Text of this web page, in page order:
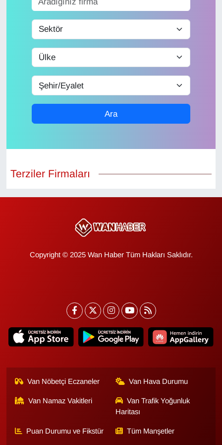
Ara
Terziler Firmaları
Copyright © 2025 Wan Haber Tüm Hakları Saklıdır.
Van Nöbetçi Eczaneler Van Hava Durumu
Van Namaz Vakitleri
Van Trafik Yoğunluk
Haritası
Puan Durumu ve Fikstür Tüm Manşetler
Diğer
EĞİTİM
EKONOMİ
Eleman
En çok konuşulanlar
GENEL
Kadın
Kim Kimdir?